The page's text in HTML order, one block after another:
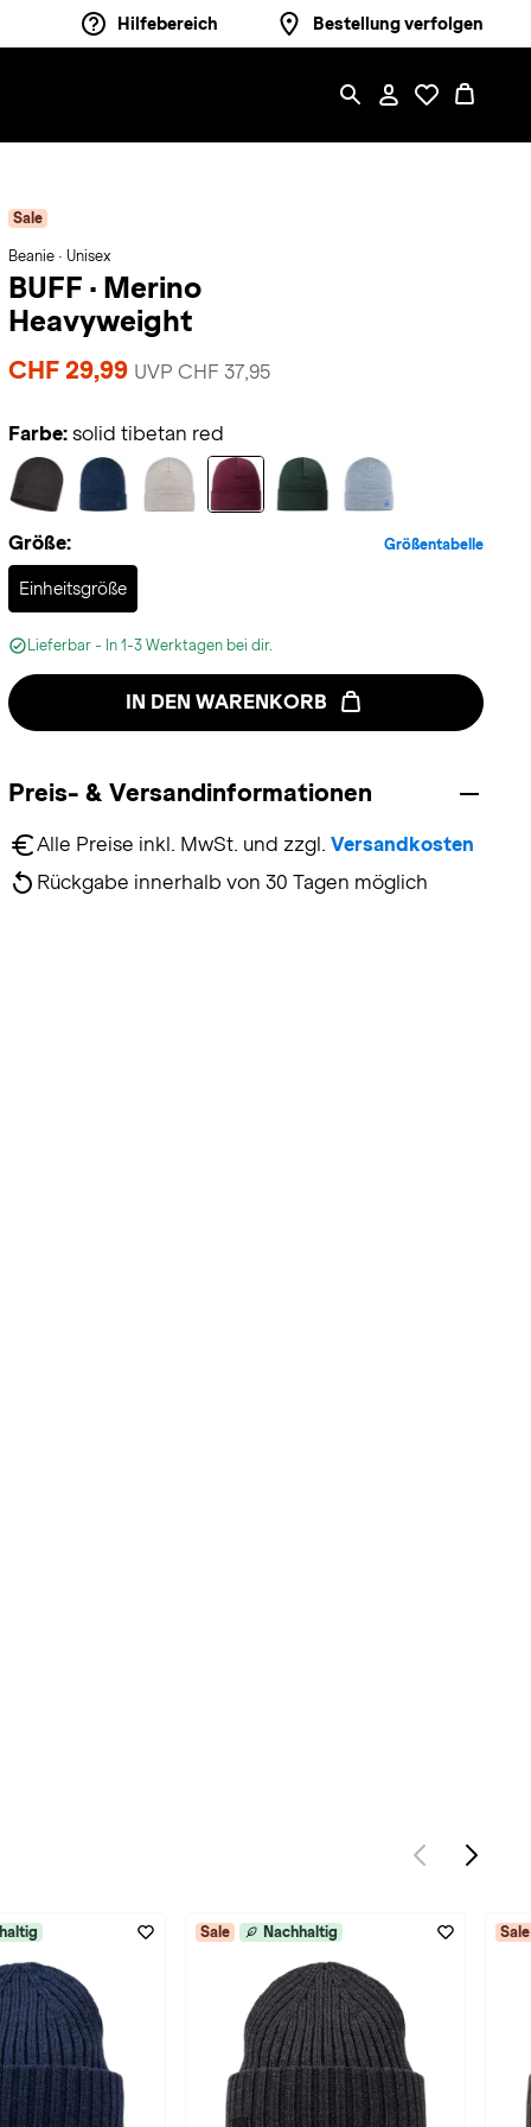
Hilfebereich Bestellung verfolgen
Sale
Beanie · Unisex
BUFF · Merino
Heavyweight
CHF 29,99 UVP CHF 37,95
Farbe: solid tibetan red
Größe: Größentabelle
Einheitsgröße
Selected
Lieferbar - In 1-3 Werktagen bei dir.
IN DEN WARENKORB
Preis- & Versandinformationen
Alle Preise inkl. MwSt. und zzgl. Versandkosten
Rückgabe innerhalb von 30 Tagen möglich
Sale Nachhaltig Sale